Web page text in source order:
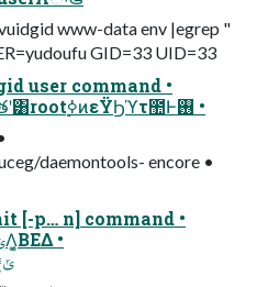
GID=33 UID=33
user command •
࣮ߦ࣌ݖݶΛߜΓ͍ͨ৔߹ʹ࢖͏ • جຊతʹ͸root࣮ߦͷεΫϦϓτ಺Ͱ࢖͏ •
daemontools- encore •
[-p… n] command •
ϓϩηε͝ͱͷdataηάϝϯτ੍ݶ